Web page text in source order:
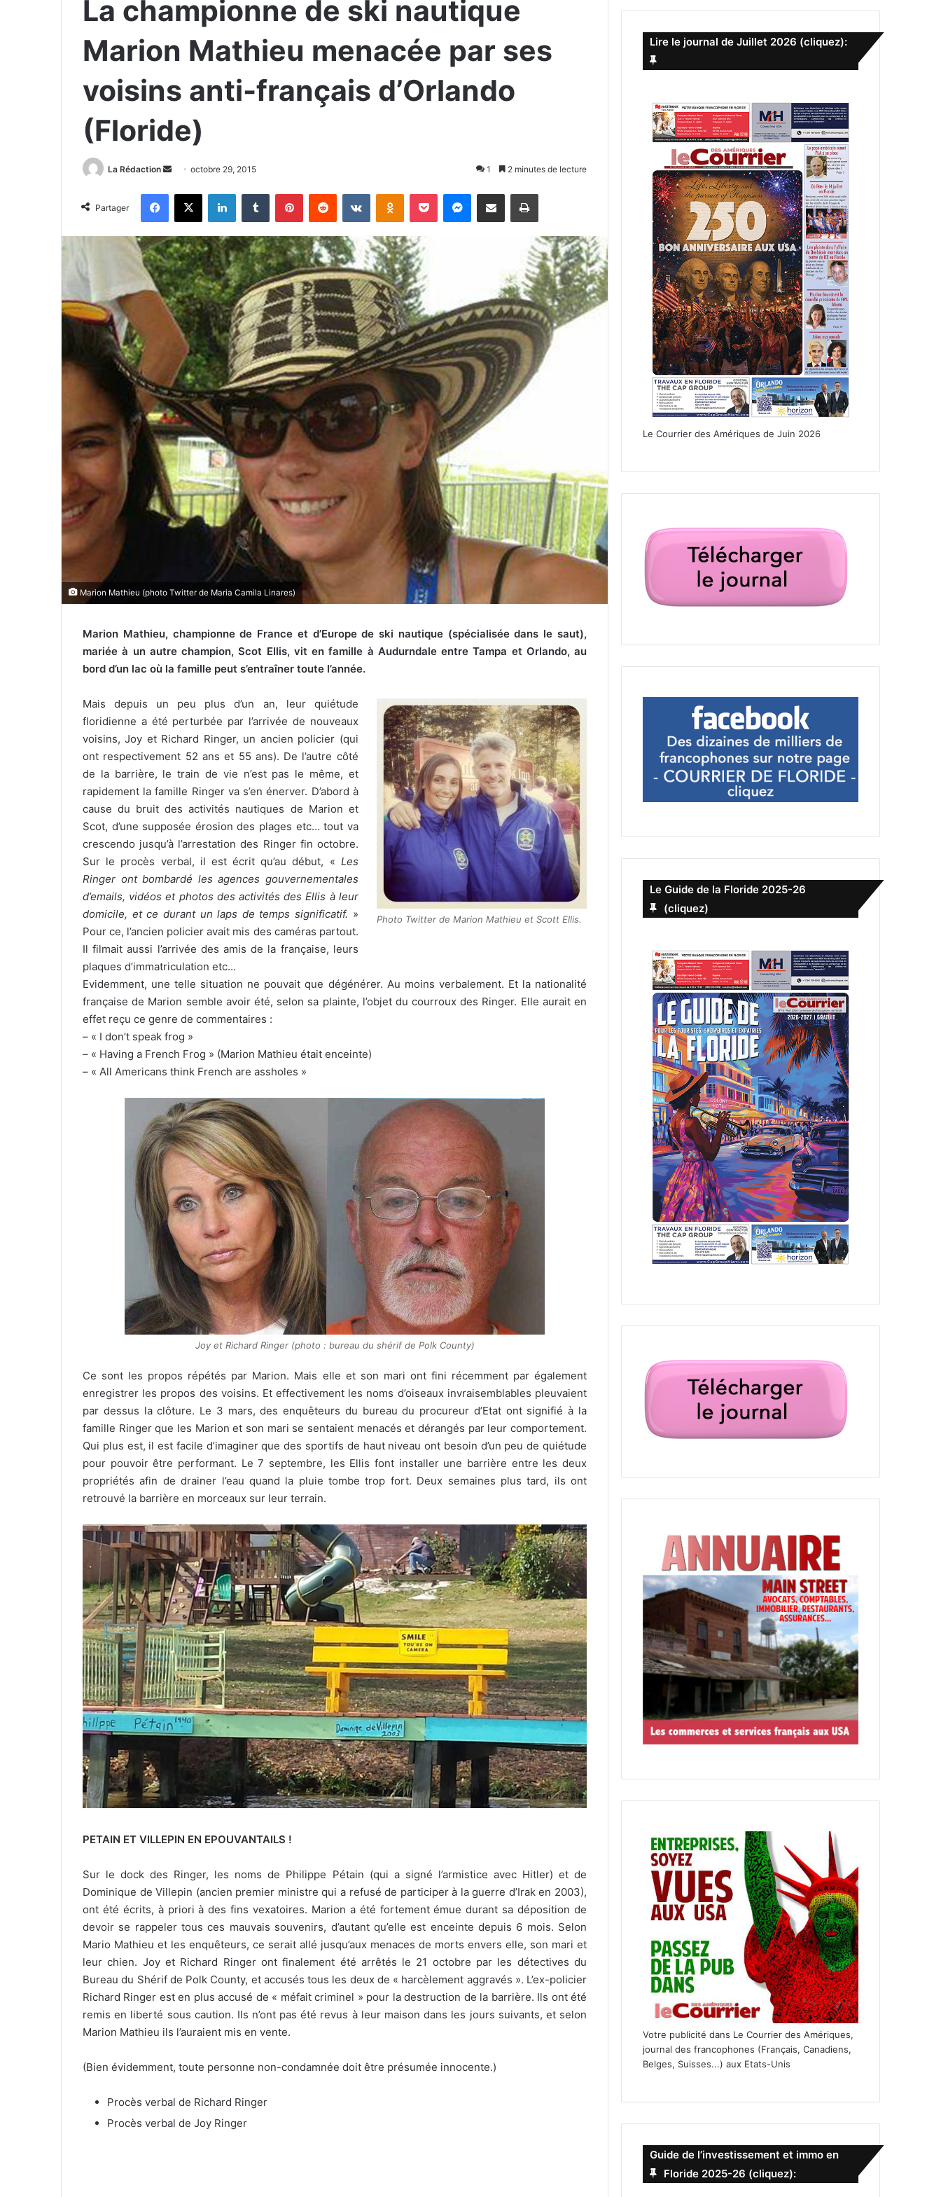
La championne de ski nautique
Marion Mathieu menacée par ses
voisins anti-français d’Orlando
(Floride)
La Rédaction
o
y
e
r
u
n
c
r
i
e
l
octobre 29, 2015 1 2 minutes de lecture
Partager
Marion Mathieu (photo Twitter de Maria Camila Linares)
Marion Mathieu, championne de France et d’Europe de ski nautique (spécialisée dans le saut),
mariée à un autre champion, Scot Ellis, vit en famille à Audurndale entre Tampa et Orlando, au
bord d’un lac où la famille peut s’entraîner toute l’année.
Photo Twitter de Marion Mathieu et Scott Ellis.
Mais depuis un peu plus d’un an, leur quiétude
floridienne a été perturbée par l’arrivée de nouveaux
voisins, Joy et Richard Ringer, un ancien policier (qui
ont respectivement 52 ans et 55 ans). De l’autre côté
de la barrière, le train de vie n’est pas le même, et
rapidement la famille Ringer va s’en énerver. D’abord à
cause du bruit des activités nautiques de Marion et
Scot, d’une supposée érosion des plages etc… tout va
crescendo jusqu’à l’arrestation des Ringer fin octobre.
Sur le procès verbal, il est écrit qu’au début, « Les
Ringer ont bombardé les agences gouvernementales
d’emails, vidéos et photos des activités des Ellis à leur
domicile, et ce durant un laps de temps significatif. »
Pour ce, l’ancien policier avait mis des caméras partout.
Il filmait aussi l’arrivée des amis de la française, leurs
plaques d’immatriculation etc…
Evidemment, une telle situation ne pouvait que dégénérer. Au moins verbalement. Et la nationalité
française de Marion semble avoir été, selon sa plainte, l’objet du courroux des Ringer. Elle aurait en
effet reçu ce genre de commentaires :
– « I don’t speak frog »
– « Having a French Frog » (Marion Mathieu était enceinte)
– « All Americans think French are assholes »
Joy et Richard Ringer (photo : bureau du shérif de Polk County)
Ce sont les propos répétés par Marion. Mais elle et son mari ont fini récemment par également
enregistrer les propos des voisins. Et effectivement les noms d’oiseaux invraisemblables pleuvaient
par dessus la clôture. Le 3 mars, des enquêteurs du bureau du procureur d’Etat ont signifié à la
famille Ringer que les Marion et son mari se sentaient menacés et dérangés par leur comportement.
Qui plus est, il est facile d’imaginer que des sportifs de haut niveau ont besoin d’un peu de quiétude
pour pouvoir être performant. Le 7 septembre, les Ellis font installer une barrière entre les deux
propriétés afin de drainer l’eau quand la pluie tombe trop fort. Deux semaines plus tard, ils ont
retrouvé la barrière en morceaux sur leur terrain.
PETAIN ET VILLEPIN EN EPOUVANTAILS !
Sur le dock des Ringer, les noms de Philippe Pétain (qui a signé l’armistice avec Hitler) et de
Dominique de Villepin (ancien premier ministre qui a refusé de participer à la guerre d’Irak en 2003),
ont été écrits, à priori à des fins vexatoires. Marion a été fortement émue durant sa déposition de
devoir se rappeler tous ces mauvais souvenirs, d’autant qu’elle est enceinte depuis 6 mois. Selon
Mario Mathieu et les enquêteurs, ce serait allé jusqu’aux menaces de morts envers elle, son mari et
leur chien. Joy et Richard Ringer ont finalement été arrêtés le 21 octobre par les détectives du
Bureau du Shérif de Polk County, et accusés tous les deux de « harcèlement aggravés ». L’ex-policier
Richard Ringer est en plus accusé de « méfait criminel » pour la destruction de la barrière. Ils ont été
remis en liberté sous caution. Ils n’ont pas été revus à leur maison dans les jours suivants, et selon
Marion Mathieu ils l’auraient mis en vente.
(Bien évidemment, toute personne non-condamnée doit être présumée innocente.)
Procès verbal de Richard Ringer
Procès verbal de Joy Ringer
c
h
:
Lire le journal de Juillet 2026 (cliquez):
Le Courrier des Amériques de Juin 2026
Le Guide de la Floride 2025-26
(cliquez)
Votre publicité dans Le Courrier des Amériques,
journal des francophones (Français, Canadiens,
Belges, Suisses...) aux Etats-Unis
Guide de l’investissement et immo en
Floride 2025-26 (cliquez):